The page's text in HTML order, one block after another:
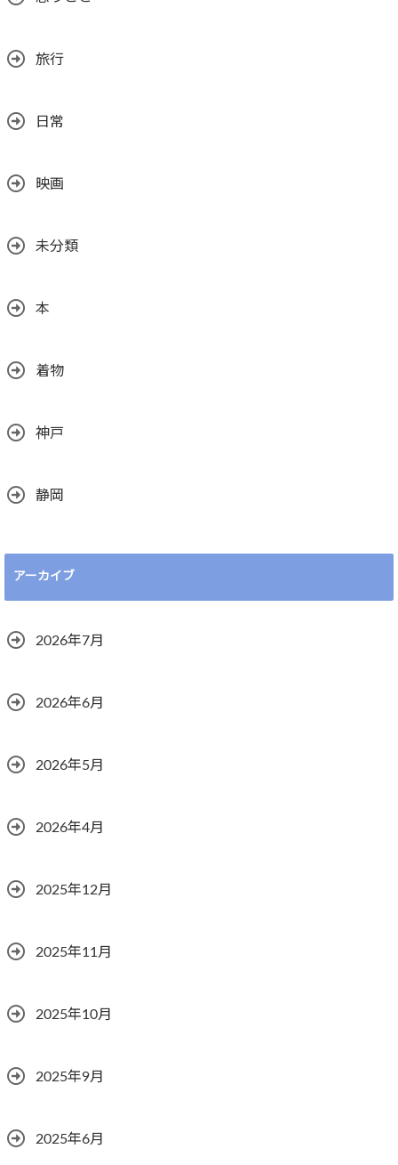
旅行
日常
映画
未分類
本
着物
神戸
静岡
アーカイブ
2026年7月
2026年6月
2026年5月
2026年4月
2025年12月
2025年11月
2025年10月
2025年9月
2025年6月